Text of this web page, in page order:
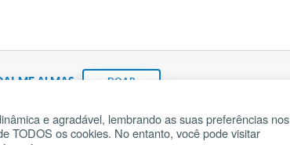
ME ALMAS DOAR
Fundação João Paulo II Pedido de Oração
e agradável, lembrando as suas preferências nos
TODOS os cookies. No entanto, você pode visitar